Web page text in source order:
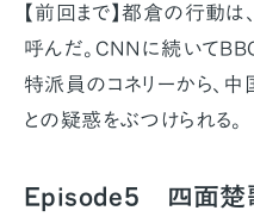
【前回まで】都倉の行動
呼んだ。CNNに続いて
特派員のコネリーから、中
との疑惑をぶつけられる。
Episode5 四面楚